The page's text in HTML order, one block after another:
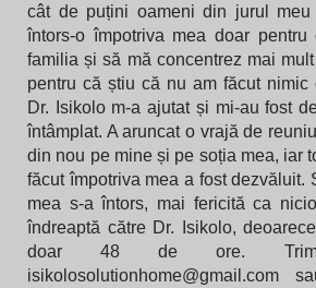
cât de puțini oameni din jurul
întors-o împotriva mea doar
familia și să mă concentrez mai
pentru că știu că nu am făcut
Dr. Isikolo m-a ajutat și mi-au fost
întâmplat. A aruncat o vrajă de
din nou pe mine și pe soția mea, iar
făcut împotriva mea a fost dezvăluit.
mea s-a întors, mai fericită ca
îndreaptă către Dr. Isikolo,
doar 48 de ore.